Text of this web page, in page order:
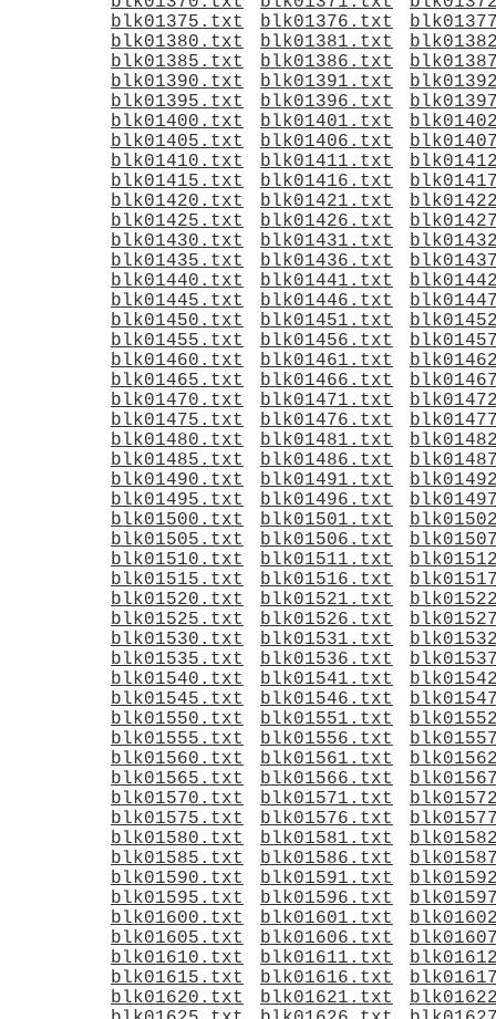
blk01375.txt
blk01376.txt
blk01380.txt
blk01381.txt
blk01385.txt
blk01386.txt
blk01390.txt
blk01391.txt
blk01395.txt
blk01396.txt
blk01400.txt
blk01401.txt
blk01405.txt
blk01406.txt
blk01410.txt
blk01411.txt
blk01415.txt
blk01416.txt
blk01420.txt
blk01421.txt
blk01425.txt
blk01426.txt
blk01430.txt
blk01431.txt
blk01435.txt
blk01436.txt
blk01440.txt
blk01441.txt
blk01445.txt
blk01446.txt
blk01450.txt
blk01451.txt
blk01455.txt
blk01456.txt
blk01460.txt
blk01461.txt
blk01465.txt
blk01466.txt
blk01470.txt
blk01471.txt
blk01475.txt
blk01476.txt
blk01480.txt
blk01481.txt
blk01485.txt
blk01486.txt
blk01490.txt
blk01491.txt
blk01495.txt
blk01496.txt
blk01500.txt
blk01501.txt
blk01505.txt
blk01506.txt
blk01510.txt
blk01511.txt
blk01515.txt
blk01516.txt
blk01520.txt
blk01521.txt
blk01525.txt
blk01526.txt
blk01530.txt
blk01531.txt
blk01535.txt
blk01536.txt
blk01540.txt
blk01541.txt
blk01545.txt
blk01546.txt
blk01550.txt
blk01551.txt
blk01555.txt
blk01556.txt
blk01560.txt
blk01561.txt
blk01565.txt
blk01566.txt
blk01570.txt
blk01571.txt
blk01575.txt
blk01576.txt
blk01580.txt
blk01581.txt
blk01585.txt
blk01586.txt
blk01590.txt
blk01591.txt
blk01595.txt
blk01596.txt
blk01600.txt
blk01601.txt
blk01605.txt
blk01606.txt
blk01610.txt
blk01611.txt
blk01615.txt
blk01616.txt
blk01620.txt
blk01621.txt